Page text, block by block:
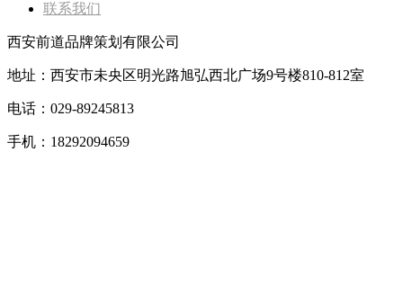
联系我们
西安前道品牌策划有限公司
地址：西安市未央区明光路旭弘西北广场9号楼810-812室
电话：029-89245813
手机：18292094659